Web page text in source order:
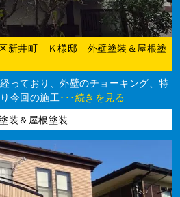
新井町 Ｋ様邸 外壁塗装＆屋根塗
っており、外壁のチョーキング、特
今回の施工･･･続きを見る
装＆屋根塗装